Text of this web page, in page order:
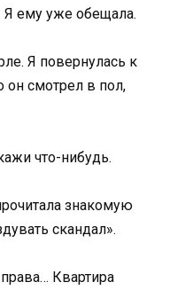
Я ему уже обещала.
Я повернулась к
смотрел в пол,
что-нибудь.
знакомую
скандал».
Квартира